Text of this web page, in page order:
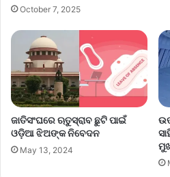
October 7, 2025
ଜାତିସଂଘରେ ଋତୁସ୍ରାବ ଛୁଟି ପାଇଁ
ଓଡ଼ିଆ ଝିଅଙ୍କ ନିବେଦନ
May 13, 2024